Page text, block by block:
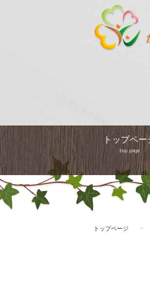
トップペー
top page
トップページ >